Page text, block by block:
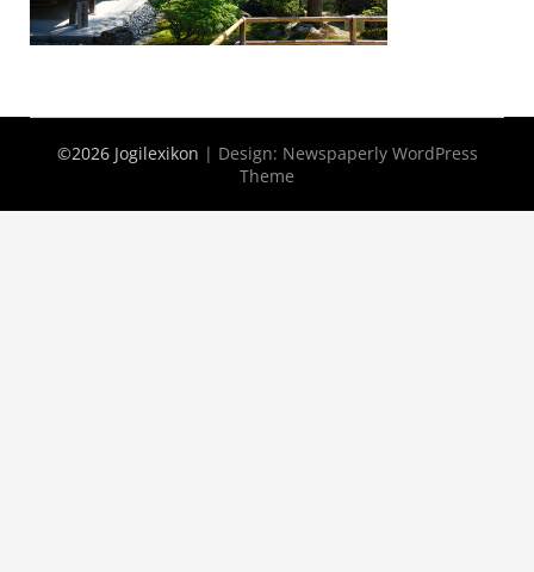
©2026 Jogilexikon | Design: Newspaperly WordPress
Theme